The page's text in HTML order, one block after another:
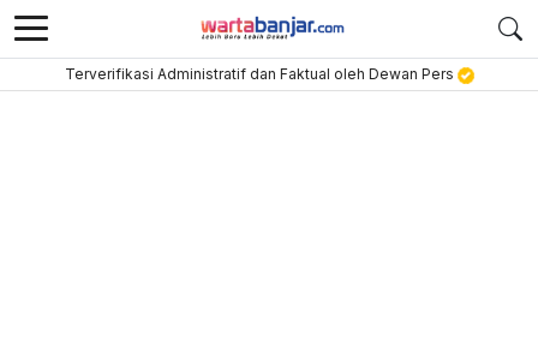
Terverifikasi Administratif dan Faktual oleh Dewan Pers